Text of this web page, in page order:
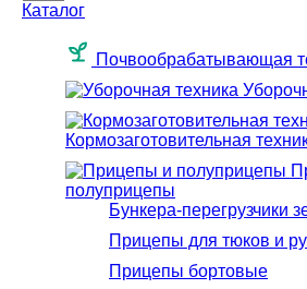
Каталог
Почвообрабатывающая
Кормозаготовительная
полуприцепы
Бункера-перегрузчики
Прицепы для тюков и
Прицепы бортовые